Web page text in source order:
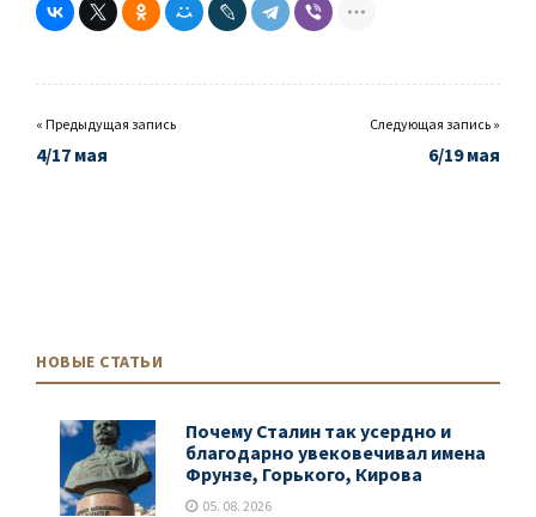
« Предыдущая запись
4/17 мая
Следующая запись »
6/19 мая
НОВЫЕ СТАТЬИ
Почему Сталин так усердно и
благодарно увековечивал имена
Фрунзе, Горького, Кирова
05. 08. 2026